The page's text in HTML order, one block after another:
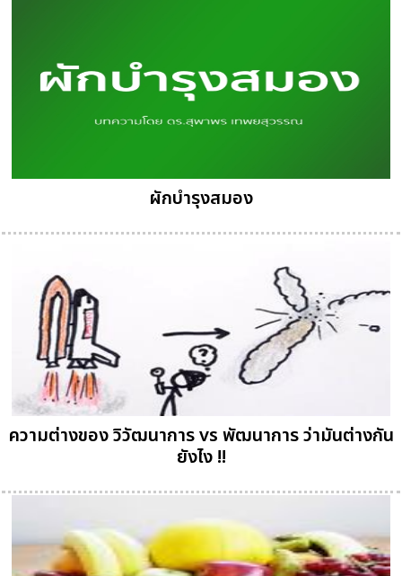
ผักบำรุงสมอง
ความต่างของ วิวัฒนาการ vs พัฒนาการ ว่ามันต่างกัน
ยังไง !!